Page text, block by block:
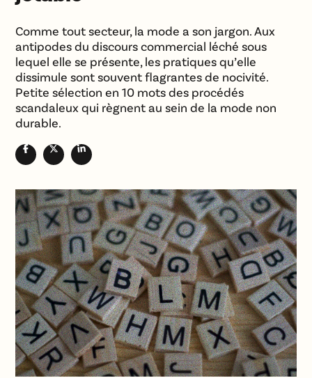
Comme tout secteur, la mode a son jargon. Aux
antipodes du discours commercial léché sous
lequel elle se présente, les pratiques qu’elle
dissimule sont souvent flagrantes de nocivité.
Petite sélection en 10 mots des procédés
scandaleux qui règnent au sein de la mode non
durable.